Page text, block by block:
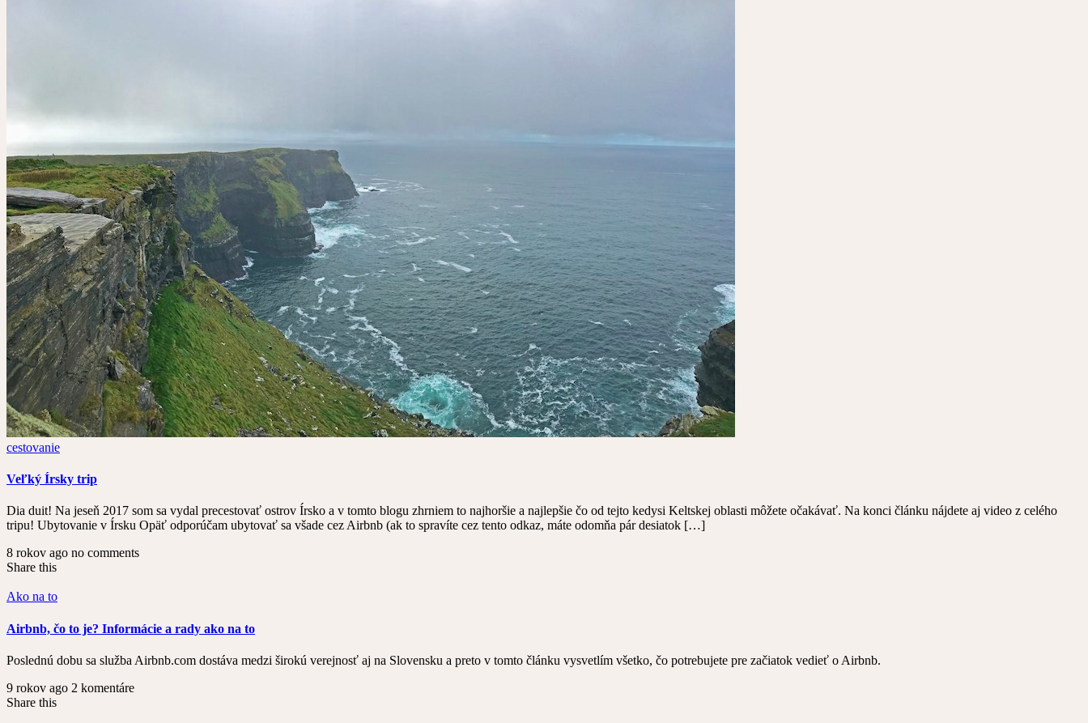
cestovanie
Veľký Írsky trip
Dia duit! Na jeseň 2017 som sa vydal precestovať ostrov Írsko a v tomto blogu zhrniem to najhoršie a najlepšie čo od tejto kedysi Keltskej oblasti môžete očakávať. Na konci článku nájdete aj video z celého
tripu! Ubytovanie v Írsku Opäť odporúčam ubytovať sa všade cez Airbnb (ak to spravíte cez tento odkaz, máte odomňa pár desiatok […]
8 rokov ago no comments
Share this
Ako na to
Airbnb, čo to je? Informácie a rady ako na to
Poslednú dobu sa služba Airbnb.com dostáva medzi širokú verejnosť aj na Slovensku a preto v tomto článku vysvetlím všetko, čo potrebujete pre začiatok vedieť o Airbnb.
9 rokov ago 2 komentáre
Share this